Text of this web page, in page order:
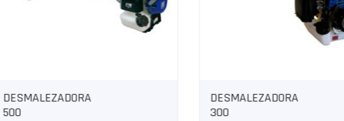
DESMALEZADORA
300
GENERADOR A
DIÉSEL CERRADO